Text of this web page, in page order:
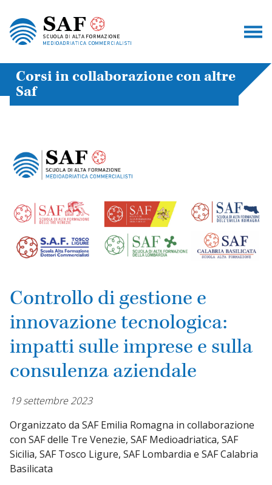
Corsi in collaborazione con altre
Saf
Controllo di gestione e
innovazione tecnologica:
impatti sulle imprese e sulla
consulenza aziendale
19 settembre 2023
Organizzato da SAF Emilia Romagna in collaborazione
con SAF delle Tre Venezie, SAF Medioadriatica, SAF
Sicilia, SAF Tosco Ligure, SAF Lombardia e SAF Calabria
Basilicata